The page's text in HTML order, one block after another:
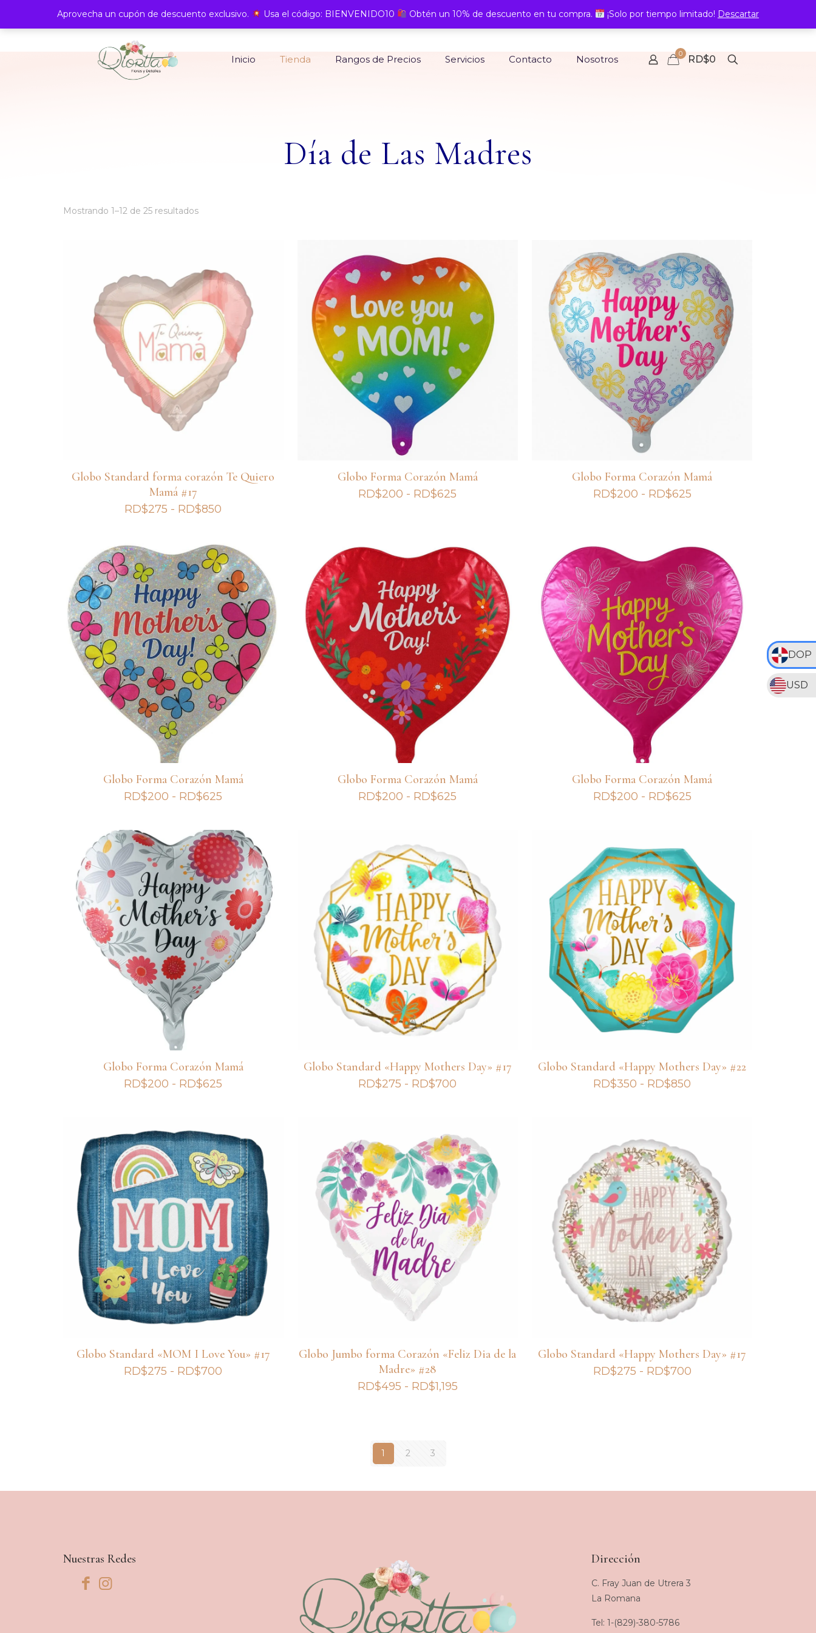
DOP
USD
Inicio Tienda Rangos de Precios Servicios Contacto Nosotros 0 RD$0
Día de Las Madres
Mostrando 1–12 de 25 resultadosOrdenado
Globo Standard forma corazón Te Quiero
Mamá #17
RD$275 - RD$850
desde
RD$275
hasta
RD$850
Globo Forma Corazón Mamá
RD$200 - RD$625
RD$200
hasta
RD$625
Globo Forma Corazón Mamá
RD$200 - RD$625Rango
RD$200
hasta
RD$625
Globo Forma Corazón Mamá
RD$200 - RD$625
desde
RD$200
hasta
RD$625
Globo Forma Corazón Mamá
RD$200 - RD$625
RD$200
hasta
RD$625
Globo Forma Corazón Mamá
RD$200 - RD$625Rango
RD$200
hasta
RD$625
Globo Forma Corazón Mamá
RD$200 - RD$625
RD$200
hasta
RD$625
Globo Standard «Happy Mothers Day» #17
RD$275 - RD$700
RD$275
hasta
RD$700
Globo Standard «Happy Mothers Day» #22
RD$350 - RD$850
hasta
RD$850
Globo Standard «MOM I Love You» #17
RD$275 - RD$700
Globo Jumbo forma Corazón «Feliz Dia de la
Madre» #28
RD$495 - RD$1,195Rango
Globo Standard «Happy Mothers Day» #17
RD$275 - RD$700Rango
1 2 3
Nuestras Redes Dirección
C. Fray Juan de Utrera 3
La Romana
Tel: 1-(829)-380-5786
Aprovecha un cupón de descuento exclusivo. Usa el código: BIENVENIDO10 Obtén un 10% de descuento en tu compra. ¡Solo por tiempo limitado! Descartar